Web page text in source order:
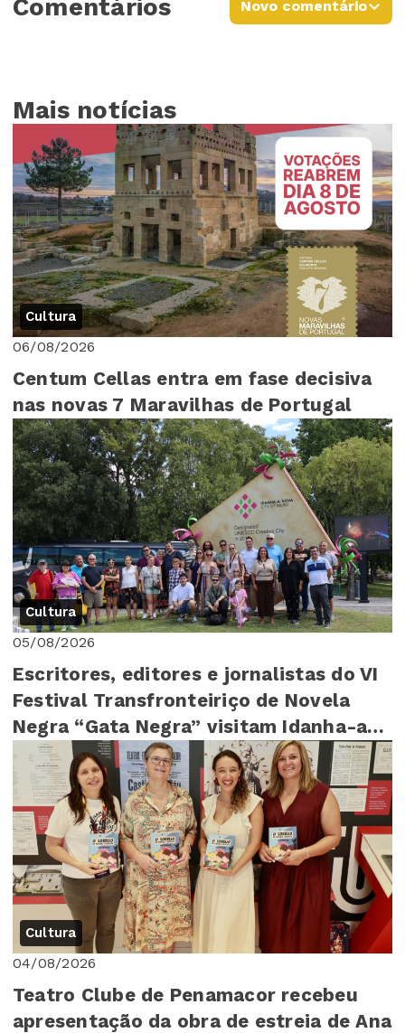
Comentários Novo comentário
Mais notícias
Cultura
06/08/2026
Centum Cellas entra em fase decisiva
nas novas 7 Maravilhas de Portugal
Cultura
05/08/2026
Escritores, editores e jornalistas do VI
Festival Transfronteiriço de Novela
Negra “Gata Negra” visitam Idanha-a-
Nova
Cultura
04/08/2026
Teatro Clube de Penamacor recebeu
apresentação da obra de estreia de Ana